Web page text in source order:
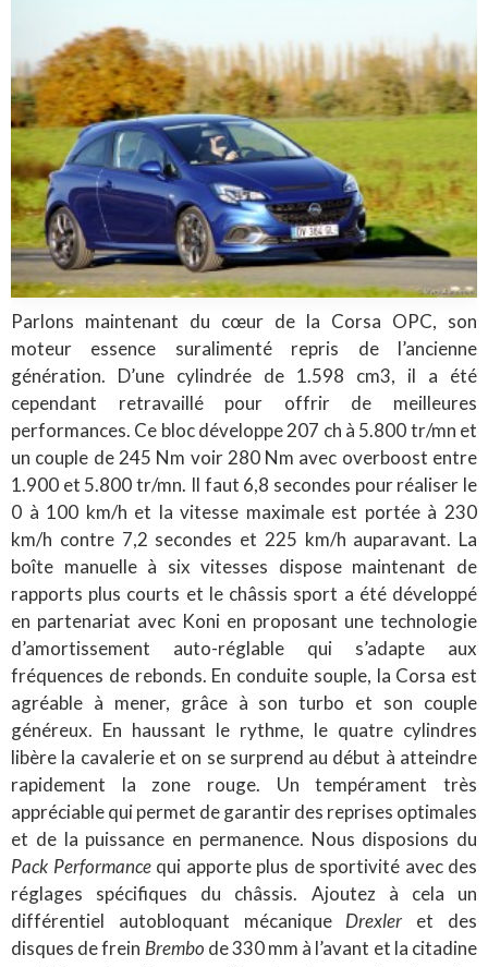
Parlons maintenant du cœur de la Corsa OPC, son
moteur essence suralimenté repris de l’ancienne
génération. D’une cylindrée de 1.598 cm3, il a été
cependant retravaillé pour offrir de meilleures
performances. Ce bloc développe 207 ch à 5.800 tr/mn et
un couple de 245 Nm voir 280 Nm avec overboost entre
1.900 et 5.800 tr/mn. Il faut 6,8 secondes pour réaliser le
0 à 100 km/h et la vitesse maximale est portée à 230
km/h contre 7,2 secondes et 225 km/h auparavant. La
boîte manuelle à six vitesses dispose maintenant de
rapports plus courts et le châssis sport a été développé
en partenariat avec Koni en proposant une technologie
d’amortissement auto-réglable qui s’adapte aux
fréquences de rebonds. En conduite souple, la Corsa est
agréable à mener, grâce à son turbo et son couple
généreux. En haussant le rythme, le quatre cylindres
libère la cavalerie et on se surprend au début à atteindre
rapidement la zone rouge. Un tempérament très
appréciable qui permet de garantir des reprises optimales
et de la puissance en permanence. Nous disposions du
Pack Performancequi apporte plus de sportivité avec des
réglages spécifiques du châssis. Ajoutez à cela un
différentiel autobloquant mécanique Drexler et des
disques de frein Brembo de 330 mm à l’avant et la citadine